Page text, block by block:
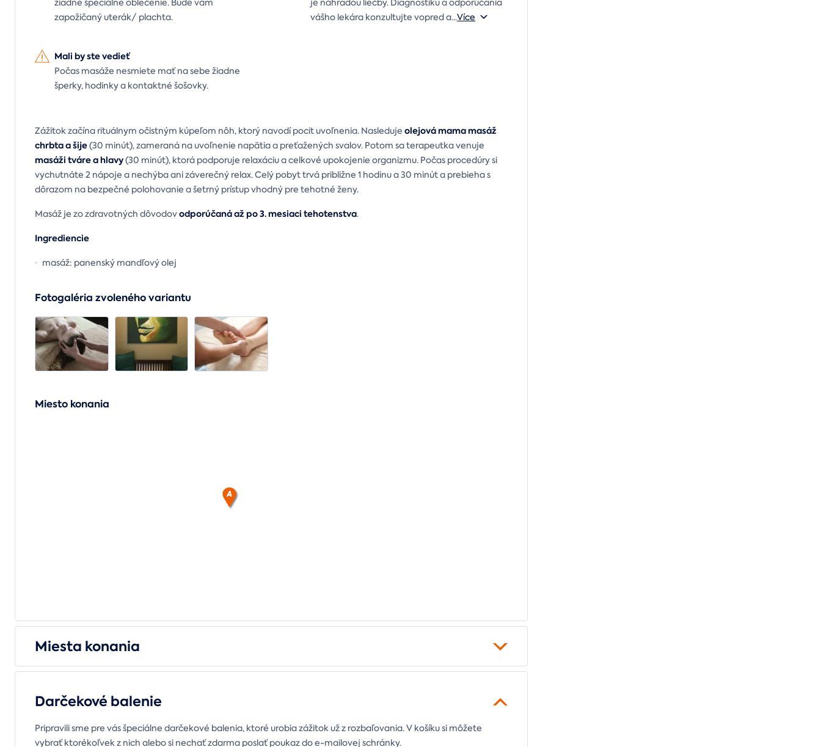
žiadne špeciálne oblečenie. Bude vám
zapožičaný uterák/ plachta.
je náhradou liečby. Diagnostiku a odporúčania
vášho lekára konzultujte vopred a...Více
Mali by ste vedieť
Počas masáže nesmiete mať na sebe žiadne
šperky, hodinky a kontaktné šošovky.
Zážitok začína rituálnym očistným kúpeľom nôh, ktorý navodí pocit uvoľnenia. Nasleduje olejová mama masáž
chrbta a šije(30 minút), zameraná na uvoľnenie napätia a preťažených svalov. Potom sa terapeutka venuje
masáži tváre a hlavy(30 minút), ktorá podporuje relaxáciu a celkové upokojenie organizmu. Počas procedúry si
vychutnáte 2 nápoje a nechýba ani záverečný relax. Celý pobyt trvá približne 1 hodinu a 30 minút a prebieha s
dôrazom na bezpečné polohovanie a šetrný prístup vhodný pre tehotné ženy.
Masáž je zo zdravotných dôvodovodporúčaná až po 3. mesiaci tehotenstva.
Ingrediencie
masáž: panenský mandľový olej
Fotogaléria zvoleného variantu
Miesto konania
Miesta konania
Darčekové balenie
Pripravili sme pre vás špeciálne darčekové balenia, ktoré urobia zážitok už z rozbaľovania. V košíku si môžete
vybrať ktorékoľvek z nich alebo si nechať zdarma poslať poukaz do e-mailovej schránky.